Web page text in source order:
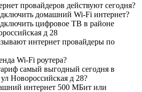
провайдеров действуют сегодня?
домашний Wi-Fi интернет?
цифровое ТВ в районе
д 28
интернет провайдеры по
Wi-Fi роутера?
самый выгодный сегодня в
Новороссийская д 28?
интернет 500 МБит или